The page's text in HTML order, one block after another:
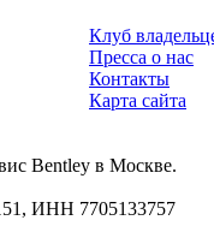
Клуб
Пресса о нас
Контакты
Карта сайта
Bentley в Москве.
ИНН 7705133757